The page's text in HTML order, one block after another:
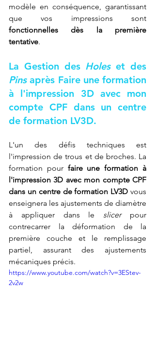
modèle en conséquence, garantissant
fonctionnelles dès la première
tentative.
La Gestion des Holes
Pins après Faire une formation
à l'impression 3D avec mon
compte CPF dans un centre
de formation LV3D.
L'un des défis techniques est
l'impression de trous et de broches. La
formation pour faire une formation à
l'impression 3D avec mon compte CPF
dans un centre de formation LV3D vous
enseignera les ajustements de diamètre
à appliquer dans le slicer pour
contrecarrer la déformation de la
première couche et le remplissage
partiel, assurant des ajustements
mécaniques précis.
https://www.youtube.com/watch?v=3EStev-
2v2w